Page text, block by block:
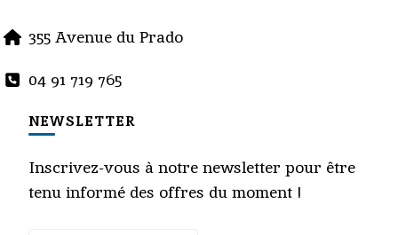
355 Avenue du Prado
04 91 719 765
NEWSLETTER
Inscrivez-vous à notre newsletter pour être
tenu informé des offres du moment !